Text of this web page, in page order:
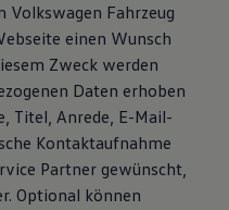
Volkswagen Fahrzeug
einen Wunsch
Zweck werden
Daten erhoben
Titel, Anrede, E-Mail-
Kontaktaufnahme
Partner gewünscht,
Optional können